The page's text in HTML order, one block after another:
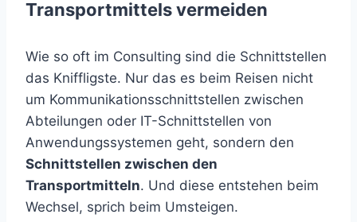
Transportmittels vermeiden
Wie so oft im Consulting sind die Schnittstellen
das Kniffligste. Nur das es beim Reisen nicht
um Kommunikationsschnittstellen zwischen
Abteilungen oder IT-Schnittstellen von
Anwendungssystemen geht, sondern den
Schnittstellen zwischen den
Transportmitteln. Und diese entstehen beim
Wechsel, sprich beim Umsteigen.